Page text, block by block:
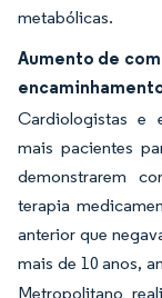
metabólicas.
Aumento de
Cardiologistas e
mais pacientes
demonstrarem
terapia
anterior que
mais de 10 anos,
Metropolitano